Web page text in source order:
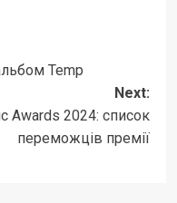
Temp
Next:
Awards 2024: список
переможців премії